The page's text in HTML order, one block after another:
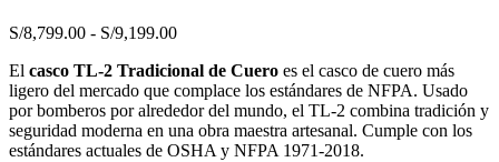
S/8,799.00 - S/9,199.00Rango
precios:
desde
S/8,799.00
hasta
S/9,199.00
El casco TL-2 Tradicional de Cuero es el casco de cuero más
ligero del mercado que complace los estándares de NFPA. Usado
por bomberos por alrededor del mundo, el TL-2 combina tradición y
seguridad moderna en una obra maestra artesanal. Cumple con los
estándares actuales de OSHA y NFPA 1971-2018.